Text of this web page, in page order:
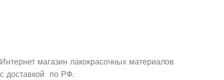
Интернет магазин лакокрасочных материалов
с доставкой по РФ.